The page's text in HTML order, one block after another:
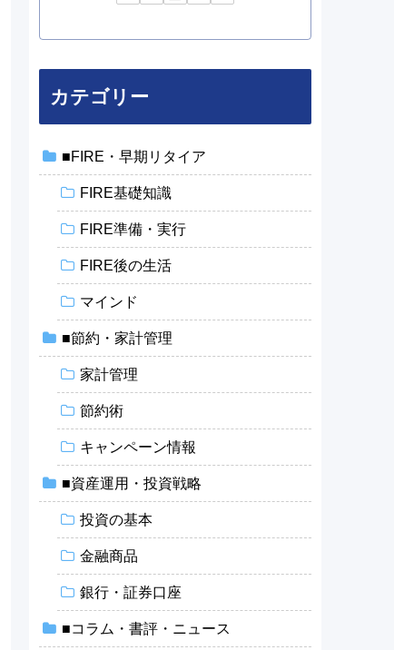
カテゴリー
■FIRE・早期リタイア
FIRE基礎知識
FIRE準備・実行
FIRE後の生活
マインド
■節約・家計管理
家計管理
節約術
キャンペーン情報
■資産運用・投資戦略
投資の基本
金融商品
銀行・証券口座
■コラム・書評・ニュース